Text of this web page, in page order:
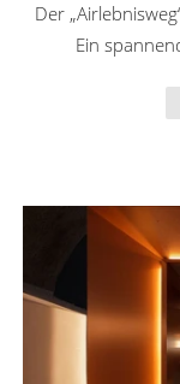
Der
Ein